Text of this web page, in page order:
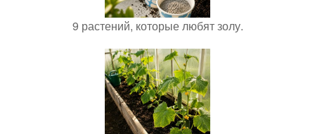
9 растений, которые любят золу.